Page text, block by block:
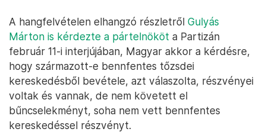
A hangfelvételen elhangzó részletről Gulyás
Márton is kérdezte a pártelnököt a Partizán
február 11-i interjújában, Magyar akkor a kérdésre,
hogy származott-e bennfentes tőzsdei
kereskedésből bevétele, azt válaszolta, részvényei
voltak és vannak, de nem követett el
bűncselekményt, soha nem vett bennfentes
kereskedéssel részvényt.